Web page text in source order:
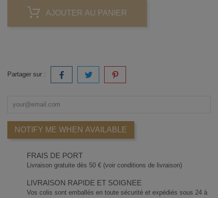
AJOUTER AU PANIER
Partager sur :
NOTIFY ME WHEN AVAILABLE
FRAIS DE PORT
Livraison gratuite dès 50 € (voir conditions de livraison)
LIVRAISON RAPIDE ET SOIGNEE
Vos colis sont emballés en toute sécurité et expédiés sous 24 à